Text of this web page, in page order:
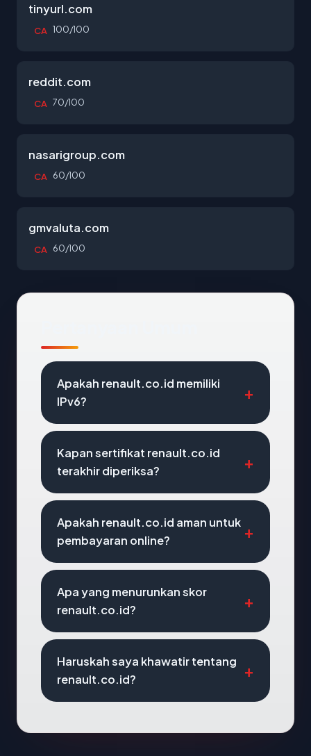
tinyurl.com
CA 100/100
reddit.com
CA 70/100
nasarigroup.com
CA 60/100
gmvaluta.com
CA 60/100
Apakah renault.co.id memiliki
IPv6?
Kapan sertifikat renault.co.id
terakhir diperiksa?
Apakah renault.co.id aman untuk
pembayaran online?
Apa yang menurunkan skor
renault.co.id?
Haruskah saya khawatir tentang
renault.co.id?